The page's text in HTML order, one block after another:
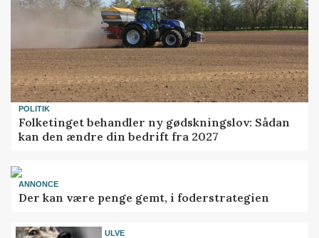
POLITIK
Folketinget behandler ny gødskningslov: Sådan
kan den ændre din bedrift fra 2027
ANNONCE
Der kan være penge gemt, i foderstrategien
ULVE